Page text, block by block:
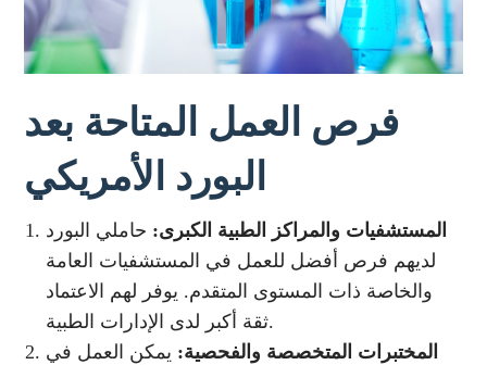
فرص العمل المتاحة بعد
البورد الأمريكي
المستشفيات والمراكز الطبية الكبرى: حاملي البورد
لديهم فرص أفضل للعمل في المستشفيات العامة
والخاصة ذات المستوى المتقدم. يوفر لهم الاعتماد
ثقة أكبر لدى الإدارات الطبية.
المختبرات المتخصصة والفحصية: يمكن العمل في